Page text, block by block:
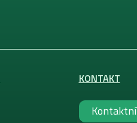
KONTAKT